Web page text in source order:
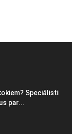
Speciālisti
par...